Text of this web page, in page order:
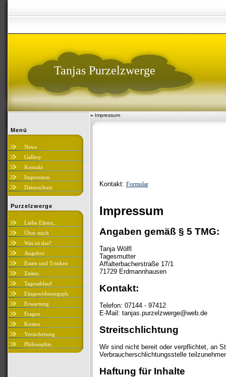
Tanjas Purzelzwerge
» Impressum
Menü
News
Gallery
Kontakt
Impressum
Datenschutz
Purzelzwerge
Liebe Eltern,..
Über mich
Was ist das?
Angebot
Essen und Trinken
Zeiten
Tagesablauf
Eingewöhnungsph.
Erwartung
Fragen
Kosten
Versicherung
Philosophie
Kontakt: Formular
Impressum
Angaben gemäß § 5 TMG:
Tanja Wölfl
Tagesmutter
Affalterbacherstraße 17/1
71729 Erdmannhausen
Kontakt:
Telefon: 07144 - 97412
E-Mail: tanjas.purzelzwerge@web.de
Streitschlichtung
Wir sind nicht bereit oder verpflichtet, an
Verbraucherschlichtungsstelle
Haftung für Inhalte